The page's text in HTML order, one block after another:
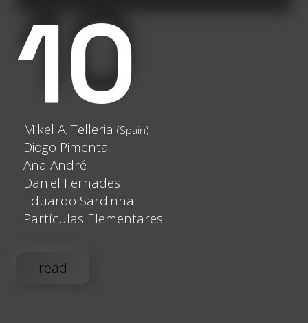
10
Mikel A. Telleria (Spain)
Diogo Pimenta
Ana André
Daniel Fernades
Eduardo Sardinha
Partículas Elementares
read